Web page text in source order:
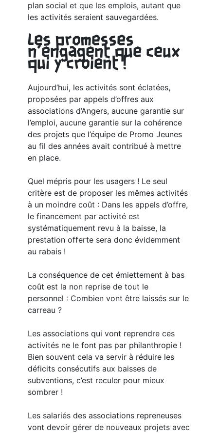
plan social et que les emplois, autant que
les activités seraient sauvegardées.
Les promesses
n’engagent que ceux
qui y croient !
Aujourd’hui, les activités sont éclatées,
proposées par appels d’offres aux
associations d’Angers, aucune garantie sur
l’emploi, aucune garantie sur la cohérence
des projets que l’équipe de Promo Jeunes
au fil des années avait contribué à mettre
en place.
Quel mépris pour les usagers ! Le seul
critère est de proposer les mêmes activités
à un moindre coût : Dans les appels d’offre,
le financement par activité est
systématiquement revu à la baisse, la
prestation offerte sera donc évidemment
au rabais !
La conséquence de cet émiettement à bas
coût est la non reprise de tout le
personnel : Combien vont être laissés sur le
carreau ?
Les associations qui vont reprendre ces
activités ne le font pas par philanthropie !
Bien souvent cela va servir à réduire les
déficits consécutifs aux baisses de
subventions, c’est reculer pour mieux
sombrer !
Les salariés des associations repreneuses
vont devoir gérer de nouveaux projets avec